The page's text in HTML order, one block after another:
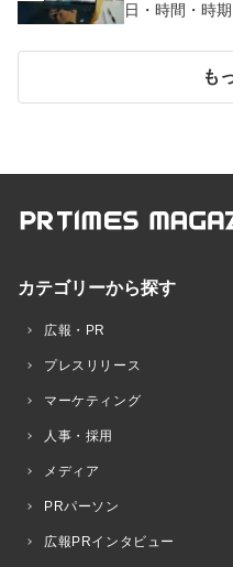
日・時間・時
も
カテゴリーから探す
広報・PR
プレスリリース
マーケティング
人事・採用
メディア
PRパーソン
広報PRインタビュー